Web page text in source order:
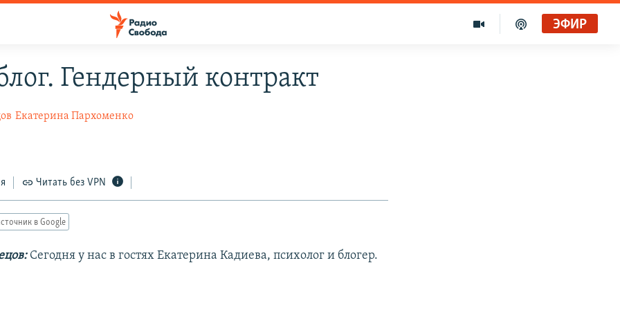
ЭФИР
Гендерный контракт
Екатерина Пархоменко
Читать без VPN
в Google
Сегодня у нас в гостях Екатерина Кадиева, психолог и блогер.